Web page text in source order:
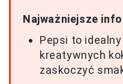
Najważniejsze
Pepsi to idealny
kreatywnych
zaskoczyć